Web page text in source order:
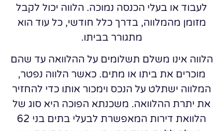
לעבוד או בעלי הכנסה נמוכה. הלווה יכול לקבל
מזומן מהמלווה, בדרך כלל חודשי, כל עוד הוא
מתגורר בביתו.
הלווה אינו משלם תשלומים על ההלוואה עד שהם
מוכרים את ביתו או מתים. כאשר הלווה נפטר,
המלווה ישתלט על הנכס וימכור אותו כדי להחזיר
את יתרת ההלוואה. משכנתא הפוכה היא סוג של
הלוואת דירות המאפשרת לבעלי בתים בני 62